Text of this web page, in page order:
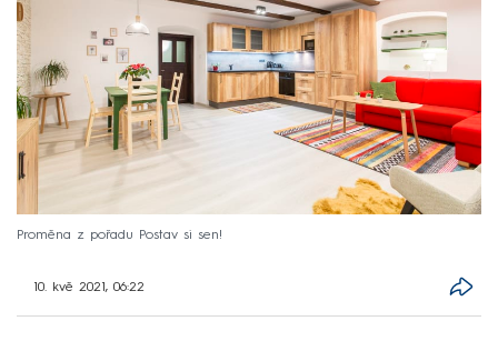
Proměna z pořadu Postav si sen!
10. kvě 2021, 06:22